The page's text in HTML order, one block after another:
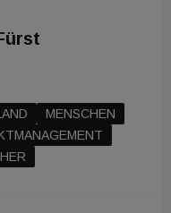
MENSCHEN